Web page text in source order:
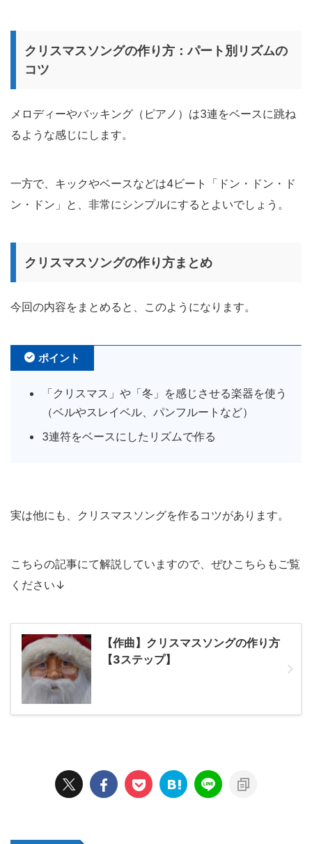
クリスマスソングの作り方：パート別リズムの
コツ
メロディーやバッキング（ピアノ）は3連をベースに跳ね
るような感じにします。
一方で、キックやベースなどは4ビート「ドン・ドン・ド
ン・ドン」と、非常にシンプルにするとよいでしょう。
クリスマスソングの作り方まとめ
今回の内容をまとめると、このようになります。
ポイント
「クリスマス」や「冬」を感じさせる楽器を使う
（ベルやスレイベル、パンフルートなど）
3連符をベースにしたリズムで作る
実は他にも、クリスマスソングを作るコツがあります。
こちらの記事にて解説していますので、ぜひこちらもご覧
ください↓
【作曲】クリスマスソングの作り方
【3ステップ】